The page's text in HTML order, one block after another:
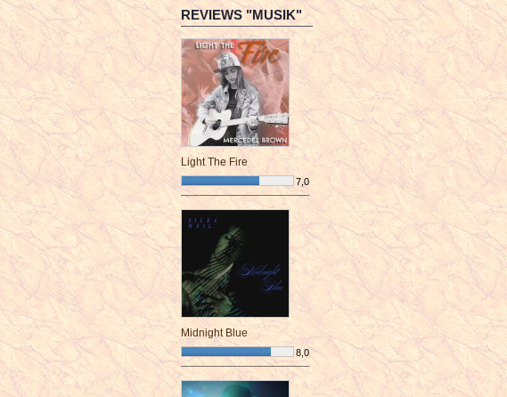
REVIEWS "MUSIK"
Light The Fire
7,0
¯¯¯¯¯¯¯¯¯¯¯¯¯¯¯¯¯¯¯¯¯¯¯¯
Midnight Blue
8,0
¯¯¯¯¯¯¯¯¯¯¯¯¯¯¯¯¯¯¯¯¯¯¯¯